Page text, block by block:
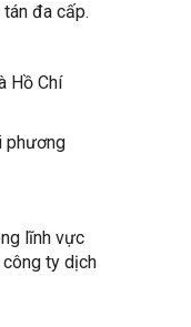
đa cấp.
Hồ Chí
phương
lĩnh vực
ty dịch